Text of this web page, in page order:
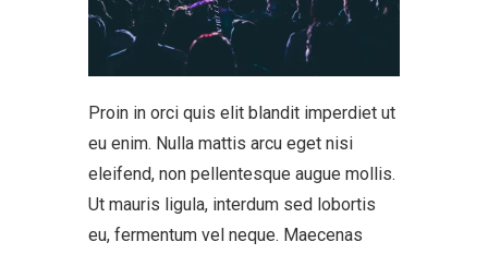
Proin in orci quis elit blandit imperdiet ut
eu enim. Nulla mattis arcu eget nisi
eleifend, non pellentesque augue mollis.
Ut mauris ligula, interdum sed lobortis
eu, fermentum vel neque. Maecenas